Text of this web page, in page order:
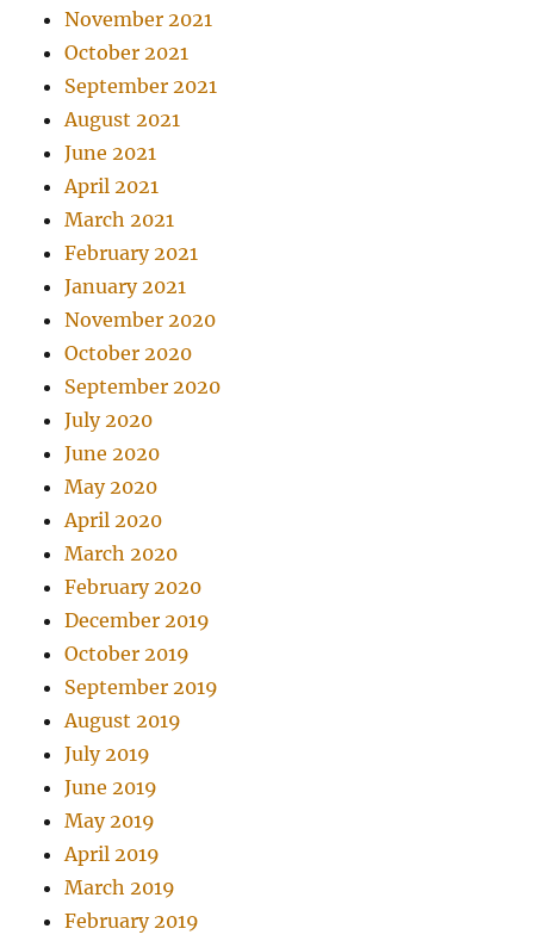
November 2021
October 2021
September 2021
August 2021
June 2021
April 2021
March 2021
February 2021
January 2021
November 2020
October 2020
September 2020
July 2020
June 2020
May 2020
April 2020
March 2020
February 2020
December 2019
October 2019
September 2019
August 2019
July 2019
June 2019
May 2019
April 2019
March 2019
February 2019